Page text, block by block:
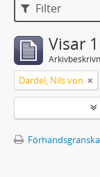
Filter
Visar
Dardel, Nils von